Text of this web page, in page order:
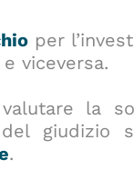
per
viceversa.
la
giudizio
.